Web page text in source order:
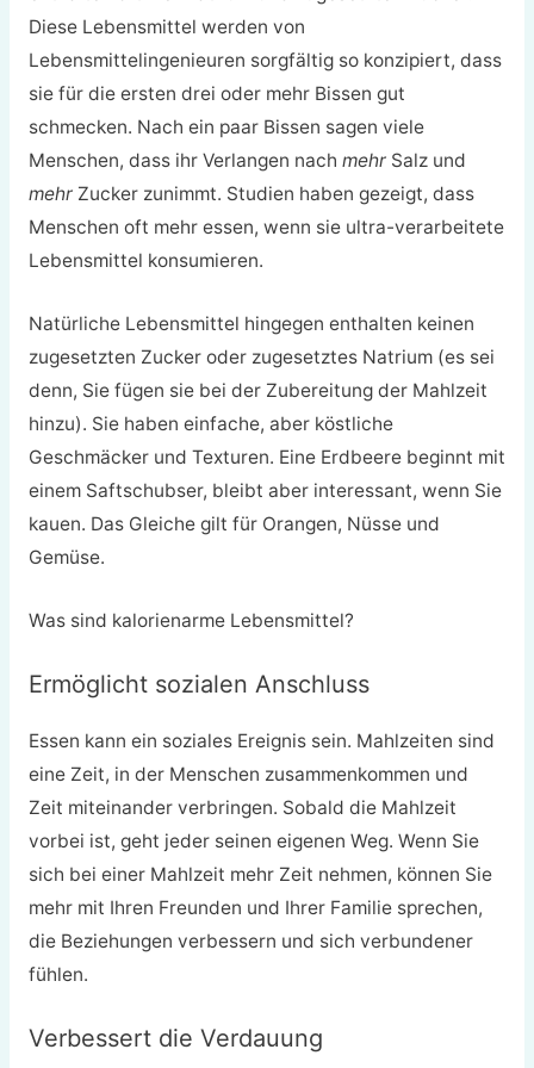
Diese Lebensmittel werden von
Lebensmittelingenieuren sorgfältig so konzipiert, dass
sie für die ersten drei oder mehr Bissen gut
schmecken. Nach ein paar Bissen sagen viele
Menschen, dass ihr Verlangen nach mehrSalz und
mehrZucker zunimmt. Studien haben gezeigt, dass
Menschen oft mehr essen, wenn sie ultra-verarbeitete
Lebensmittel konsumieren.
Natürliche Lebensmittel hingegen enthalten keinen
zugesetzten Zucker oder zugesetztes Natrium (es sei
denn, Sie fügen sie bei der Zubereitung der Mahlzeit
hinzu). Sie haben einfache, aber köstliche
Geschmäcker und Texturen. Eine Erdbeere beginnt mit
einem Saftschubser, bleibt aber interessant, wenn Sie
kauen. Das Gleiche gilt für Orangen, Nüsse und
Gemüse.
Was sind kalorienarme Lebensmittel?
Ermöglicht sozialen Anschluss
Essen kann ein soziales Ereignis sein. Mahlzeiten sind
eine Zeit, in der Menschen zusammenkommen und
Zeit miteinander verbringen. Sobald die Mahlzeit
vorbei ist, geht jeder seinen eigenen Weg. Wenn Sie
sich bei einer Mahlzeit mehr Zeit nehmen, können Sie
mehr mit Ihren Freunden und Ihrer Familie sprechen,
die Beziehungen verbessern und sich verbundener
fühlen.
Verbessert die Verdauung